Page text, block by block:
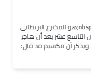
مخترع الرشاش أو البندقية الأوتوماتيكية &nbsp;هو المخترع البريطاني
التاسع عشر بعد أن هاجر
ويذكر أن مكسيم قد قال: